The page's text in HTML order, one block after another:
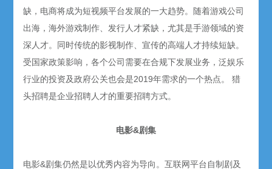
缺，电商将成为短视频平台发展的一大趋势。随着游戏公司
出海，海外游戏制作、发行人才紧缺，尤其是手游领域的资
深人才。同时传统的影视制作、宣传的高端人才持续短缺。
受国家政策影响，各个公司需要在合规下发展业务，泛娱乐
行业的投资及政府公关也会是2019年需求的一个热点。 猎
头招聘是企业招聘人才的重要招聘方式。
电影&剧集
电影&剧集仍然是以优秀内容为导向。互联网平台自制剧及